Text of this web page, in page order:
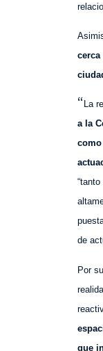
“ La
a la
de
Por
que